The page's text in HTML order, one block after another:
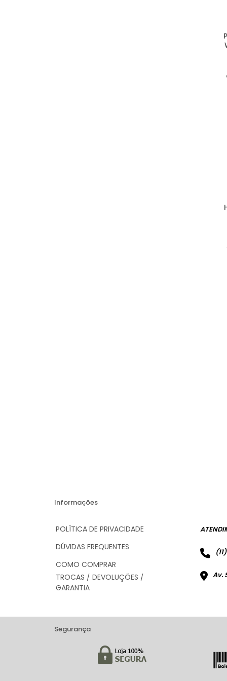
Informações
POLÍTICA DE PRIVACIDADE
DÚVIDAS FREQUENTES
COMO COMPRAR
TROCAS / DEVOLUÇÕES /
GARANTIA
Av.
Segurança